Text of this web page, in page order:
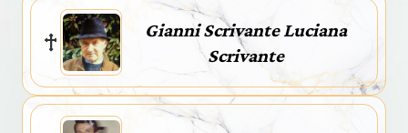
Gianni Scrivante Luciana
Scrivante